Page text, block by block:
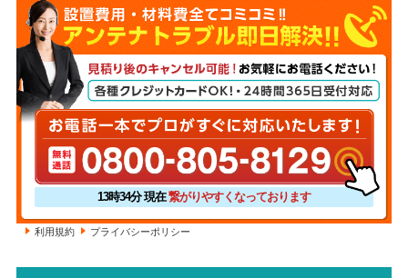
13時34分 現在繋がりやすくなっております
利用規約 プライバシーポリシー